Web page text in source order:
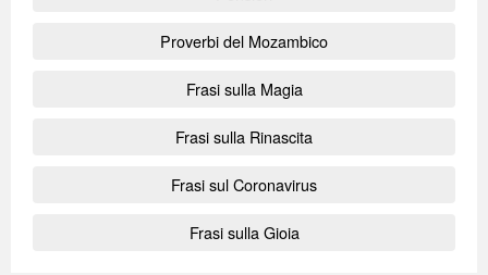
Proverbi del Mozambico
Frasi sulla Magia
Frasi sulla Rinascita
Frasi sul Coronavirus
Frasi sulla Gioia